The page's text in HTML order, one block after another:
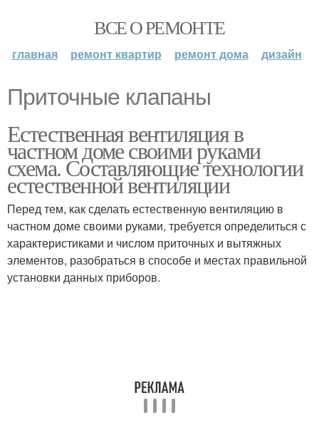
ВСЕ О РЕМОНТЕ
главная ремонт квартир ремонт дома дизайн
Приточные клапаны
Естественная вентиляция в
частном доме своими руками
схема. Составляющие технологии
естественной вентиляции
Перед тем, как сделать естественную вентиляцию в
частном доме своими руками, требуется определиться с
характеристиками и числом приточных и вытяжных
элементов, разобраться в способе и местах правильной
установки данных приборов.